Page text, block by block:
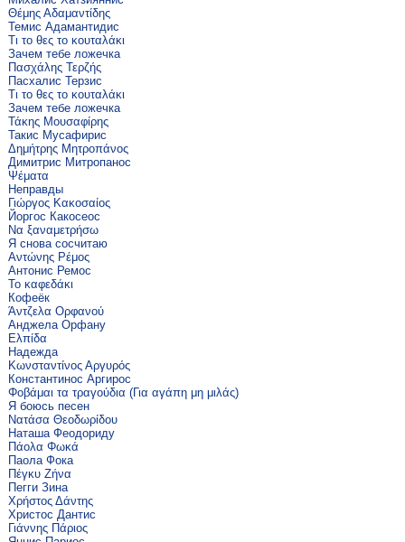
Θέμης Αδαμαντίδης
Темис Адамантидис
Τι το θες το κουταλάκι
Зачем тебе ложечка
Πασχάλης Τερζής
Пасхалис Терзис
Τι το θες το κουταλάκι
Зачем тебе ложечка
Τάκης Μουσαφίρης
Такис Мусафирис
Δημήτρης Μητροπάνος
Димитрис Митропанос
Ψέματα
Неправды
Γιώργος Κακοσαίος
Йоргос Какосеос
Να ξαναμετρήσω
Я снова сосчитаю
Αντώνης Ρέμος
Антонис Ремос
Το καφεδάκι
Кофеёк
Άντζελα Ορφανού
Анджела Орфану
Ελπίδα
Надежда
Κωνσταντίνος Αργυρός
Константинос Аргирос
Φοβάμαι τα τραγούδια (Για αγάπη μη μιλάς)
Я боюсь песен
Νατάσα Θεοδωρίδου
Наташа Феодориду
Πάολα Φωκά
Паола Фока
Πέγκυ Ζήνα
Пегги Зина
Χρήστος Δάντης
Христос Дантис
Γιάννης Πάριος